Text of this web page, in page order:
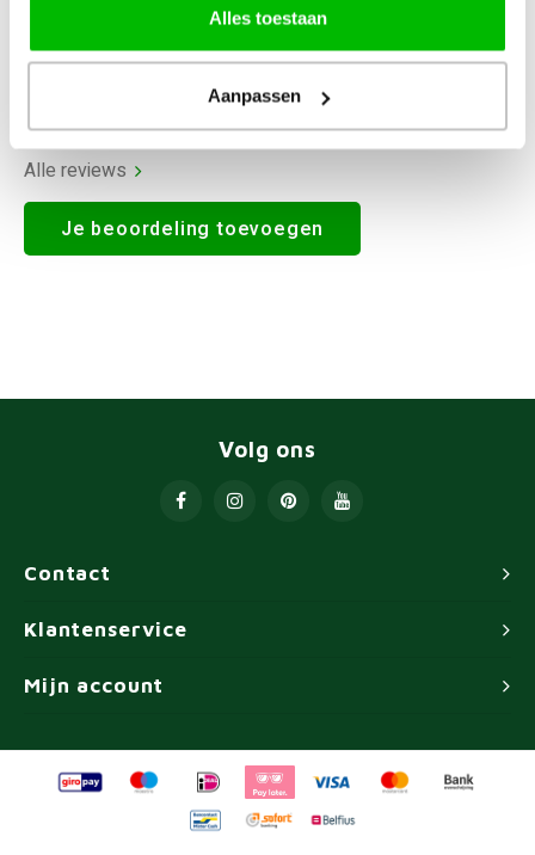
Alles toestaan
Aanpassen
Alle reviews
Je beoordeling toevoegen
Contact
Volg ons
Klantenservice
Mijn account